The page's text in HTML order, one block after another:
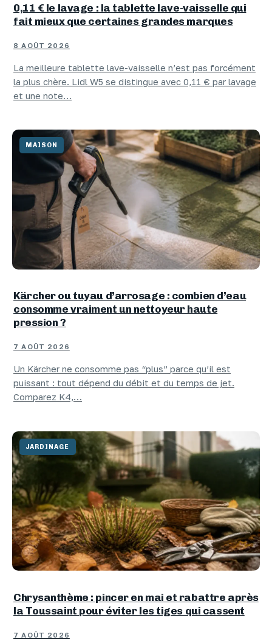
0,11 € le lavage : la tablette lave-vaisselle qui
fait mieux que certaines grandes marques
8 AOÛT 2026
La meilleure tablette lave-vaisselle n’est pas forcément
la plus chère. Lidl W5 se distingue avec 0,11 € par lavage
et une note…
MAISON
Kärcher ou tuyau d’arrosage : combien d’eau
consomme vraiment un nettoyeur haute
pression ?
7 AOÛT 2026
Un Kärcher ne consomme pas “plus” parce qu’il est
puissant : tout dépend du débit et du temps de jet.
Comparez K4,…
JARDINAGE
Chrysanthème : pincer en mai et rabattre après
la Toussaint pour éviter les tiges qui cassent
7 AOÛT 2026